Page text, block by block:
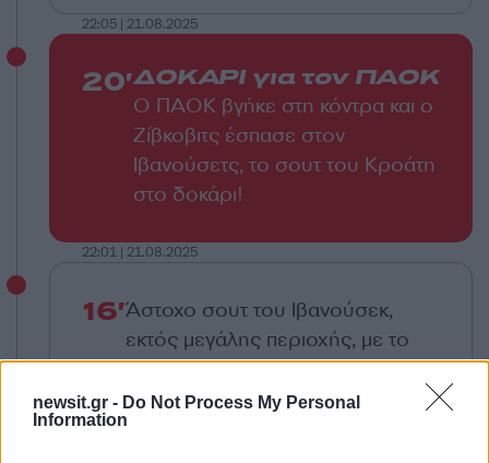
newsit.gr - Do Not Process My Personal
Information
22:05 | 21.08.2025
20'ΔΟΚΑΡΙ για τον ΠΑΟΚ
Ο ΠΑΟΚ βγήκε στη κόντρα και ο
Ζίβκοβιτς έσπασε στον
Ιβανούσετς, το σουτ του Κροάτη
στο δοκάρι!
22:01 | 21.08.2025
16'Άστοχο σουτ του Ιβανούσεκ,
εκτός μεγάλης περιοχής, με το
δεξί πόδι
21:59 | 21.08.2025